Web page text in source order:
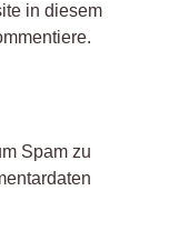
in diesem
Spam zu